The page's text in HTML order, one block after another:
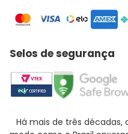
Selos de segurança
Há mais de três